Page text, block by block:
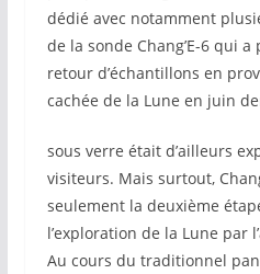
dédié avec notamment
de la sonde Chang’E-6 qui
retour d’échantillons en
cachée de la Lune en juin
sous verre était d’ailleurs
visiteurs. Mais surtout,
seulement la deuxième
l’exploration de la Lune par
Au cours du traditionnel